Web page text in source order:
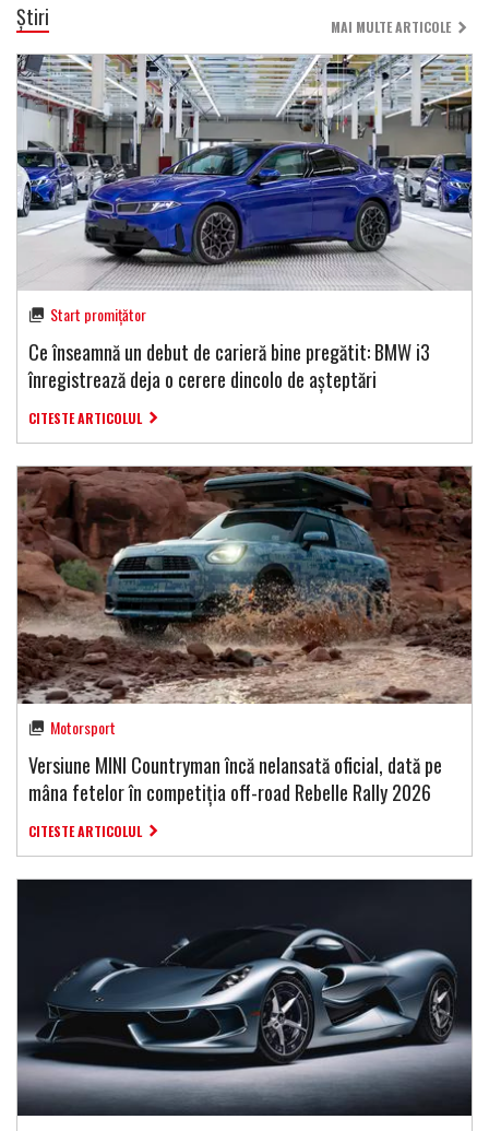
Știri MAI MULTE ARTICOLE
Start promițător
Ce înseamnă un debut de carieră bine pregătit: BMW i3
înregistrează deja o cerere dincolo de așteptări
CITESTE ARTICOLUL
Motorsport
Versiune MINI Countryman încă nelansată oficial, dată pe
mâna fetelor în competiția off-road Rebelle Rally 2026
CITESTE ARTICOLUL